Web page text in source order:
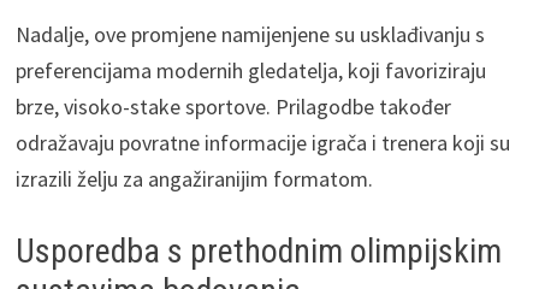
Nadalje, ove promjene namijenjene su usklađivanju s
preferencijama modernih gledatelja, koji favoriziraju
brze, visoko-stake sportove. Prilagodbe također
odražavaju povratne informacije igrača i trenera koji su
izrazili želju za angažiranijim formatom.
Usporedba s prethodnim olimpijskim